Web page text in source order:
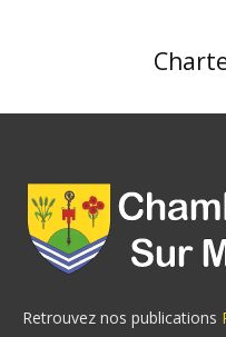
Retrouvez nos publications